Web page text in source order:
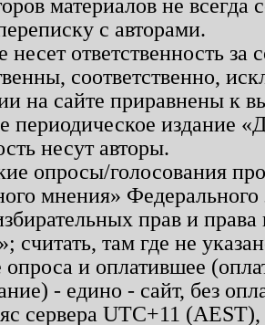
материалов не
с авторами.
несет ответственность
соответственно,
на сайте приравнены к
периодическое издание
несут авторы.
опросы/голосования
мнения»
прав и
считать, там где не
опроса и оплатившее
- едино - сайт, без
сервера UTC+11